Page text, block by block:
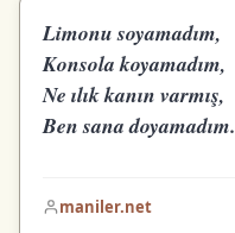
Limonu soyamadım,
Konsola koyamadım,
Ne ılık kanın varmış,
Ben sana doyamadım.
maniler.net